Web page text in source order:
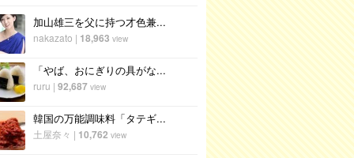
加山雄三を父に持つ才色兼...
nakazato | 18,963 view
「やば、おにぎりの具がな...
ruru | 92,687 view
韓国の万能調味料「タテギ...
土屋奈々 | 10,762 view